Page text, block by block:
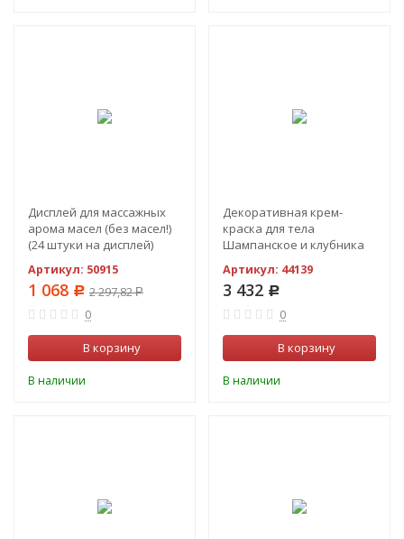
Дисплей для массажных
арома масел (без масел!)
(24 штуки на дисплей)
Артикул: 50915
1 068 Р 2 297,82Р
0
В корзину
В наличии
Декоративная крем-
краска для тела
Шампанское и клубника
Артикул: 44139
3 432 Р
0
В корзину
В наличии